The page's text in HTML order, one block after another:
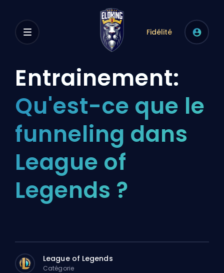
Fidélité
Entrainement:
Qu'est-ce que le
funneling dans
League of
Legends ?
League of Legends
Catégorie